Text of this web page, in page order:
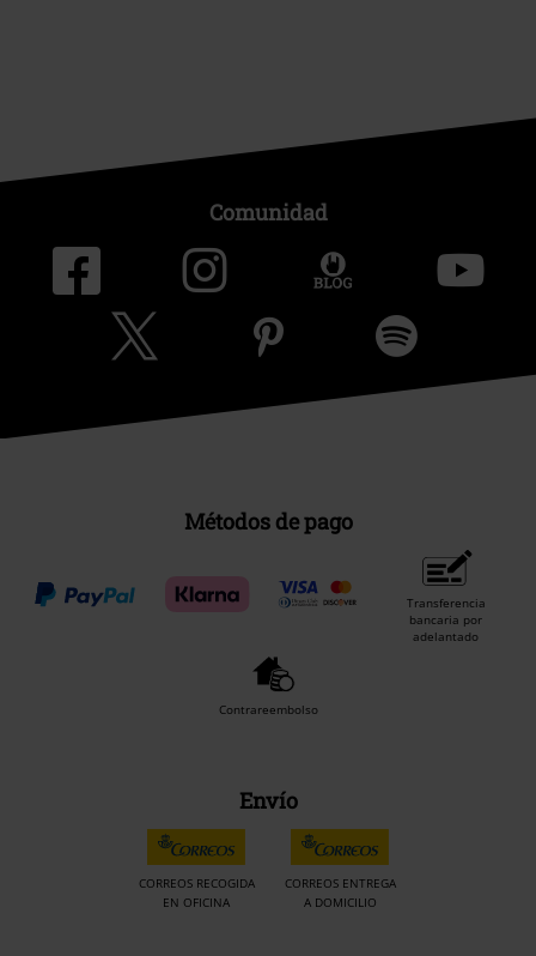
Comunidad
Métodos de pago
Transferencia
bancaria por
adelantado
Contrareembolso
Envío
CORREOS RECOGIDA
EN OFICINA
CORREOS ENTREGA
A DOMICILIO